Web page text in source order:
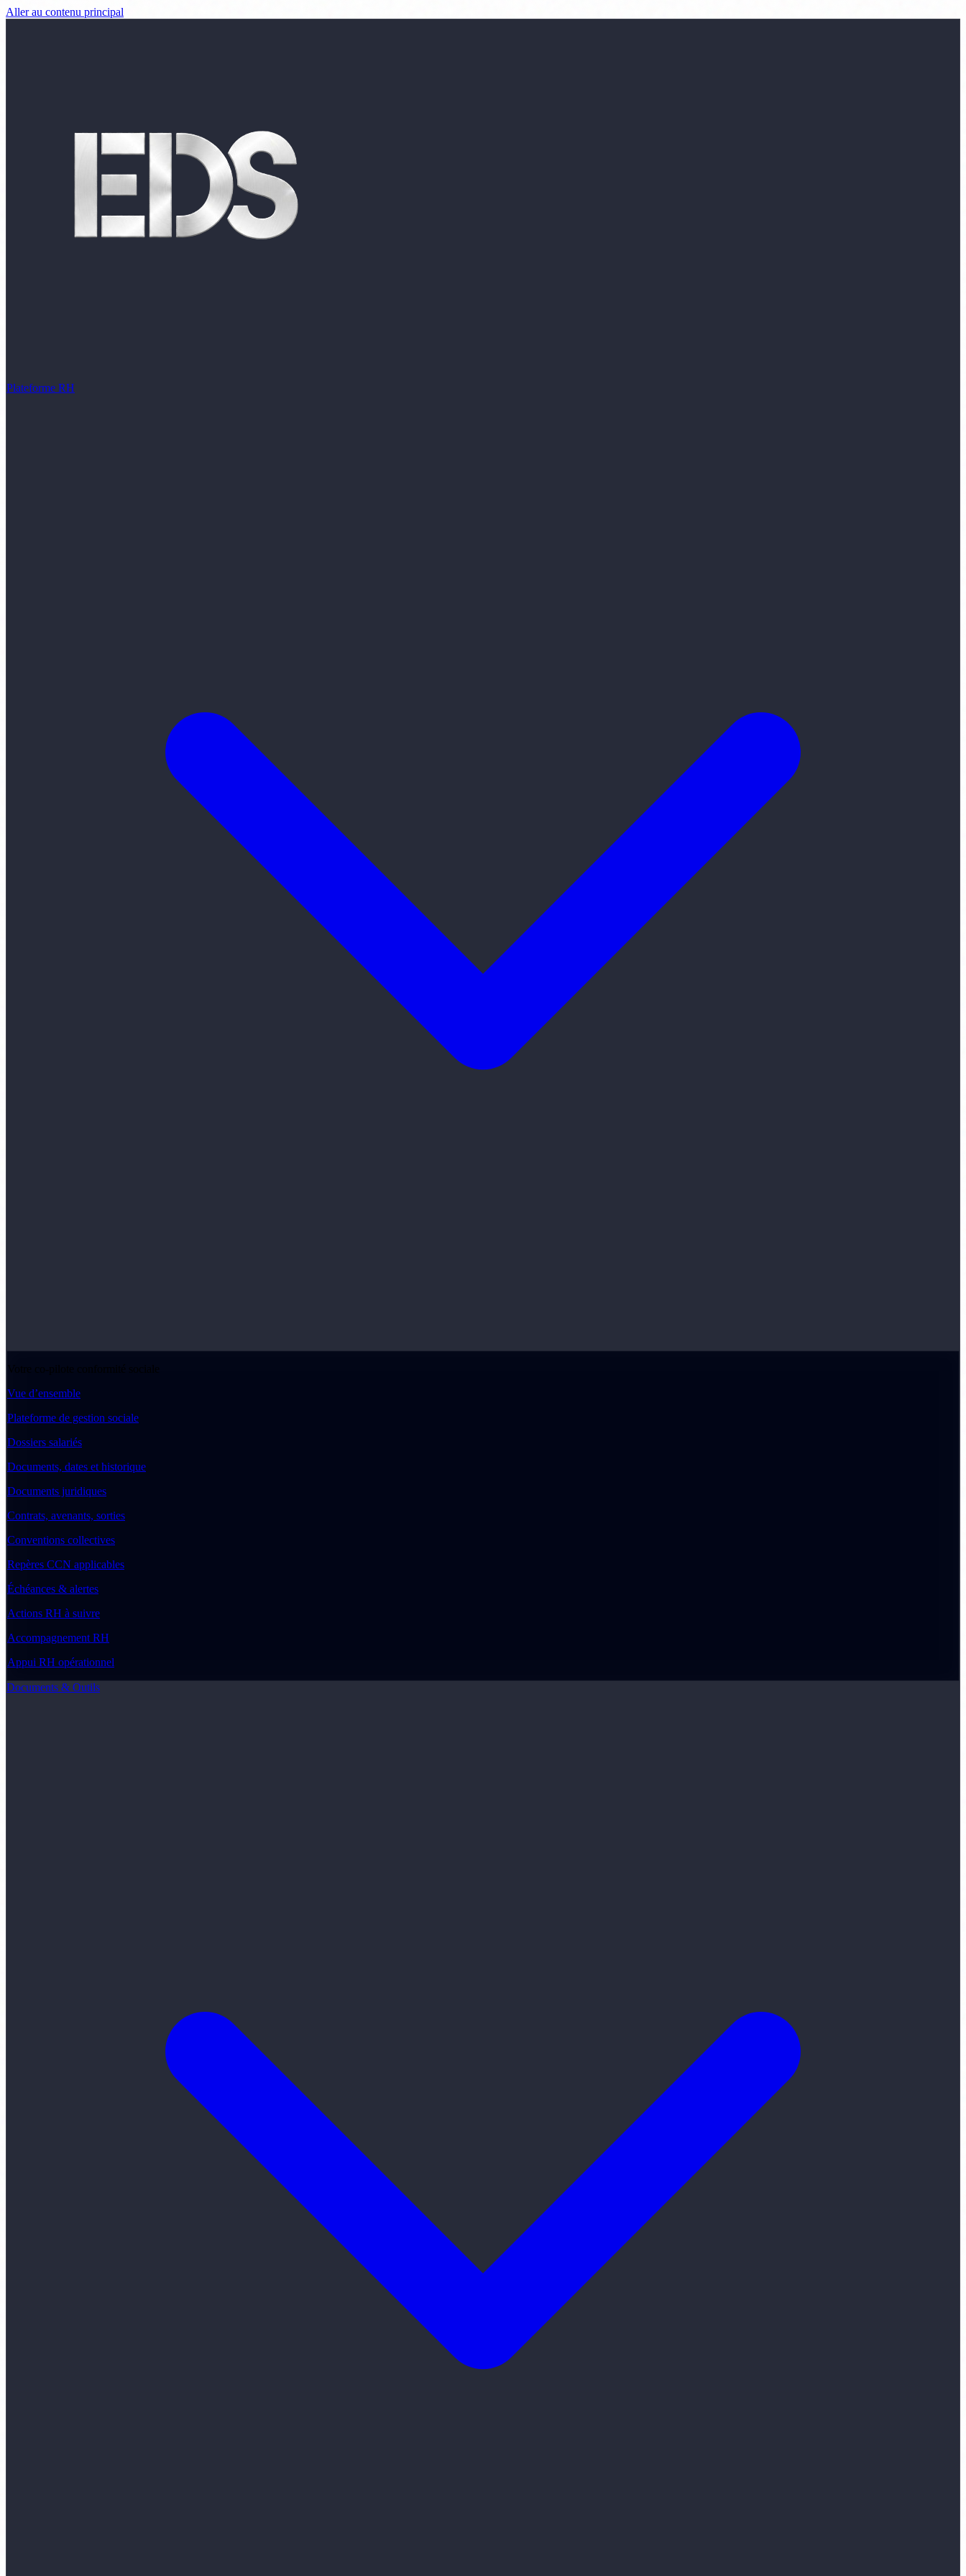
Aller au contenu principal
Plateforme RH
Votre co-pilote conformité sociale
Vue d’ensemble
Plateforme de gestion sociale
Dossiers salariés
Documents, dates et historique
Documents juridiques
Contrats, avenants, sorties
Conventions collectives
Repères CCN applicables
Échéances & alertes
Actions RH à suivre
Accompagnement RH
Appui RH opérationnel
Documents & Outils